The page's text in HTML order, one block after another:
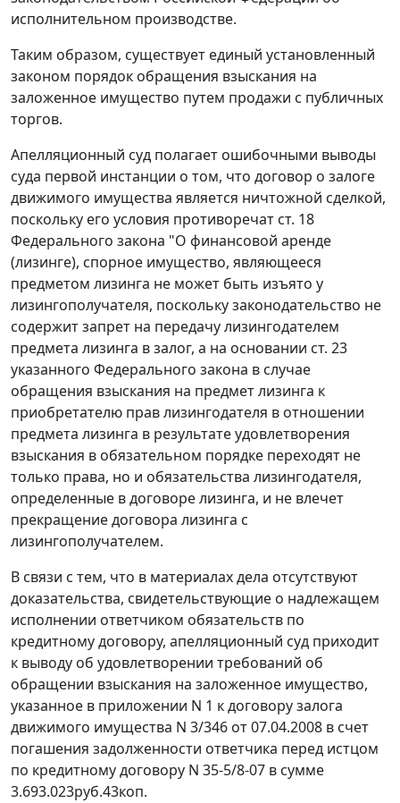
исполнительном производстве.
Таким образом, существует единый установленный
законом порядок обращения взыскания на
заложенное имущество путем продажи с публичных
торгов.
Апелляционный суд полагает ошибочными выводы
суда первой инстанции о том, что договор о залоге
движимого имущества является ничтожной сделкой,
поскольку его условия противоречат ст. 18
Федерального закона "О финансовой аренде
(лизинге), спорное имущество, являющееся
предметом лизинга не может быть изъято у
лизингополучателя, поскольку законодательство не
содержит запрет на передачу лизингодателем
предмета лизинга в залог, а на основании ст. 23
указанного Федерального закона в случае
обращения взыскания на предмет лизинга к
приобретателю прав лизингодателя в отношении
предмета лизинга в результате удовлетворения
взыскания в обязательном порядке переходят не
только права, но и обязательства лизингодателя,
определенные в договоре лизинга, и не влечет
прекращение договора лизинга с
лизингополучателем.
В связи с тем, что в материалах дела отсутствуют
доказательства, свидетельствующие о надлежащем
исполнении ответчиком обязательств по
кредитному договору, апелляционный суд приходит
к выводу об удовлетворении требований об
обращении взыскания на заложенное имущество,
указанное в приложении N 1 к договору залога
движимого имущества N 3/346 от 07.04.2008 в счет
погашения задолженности ответчика перед истцом
по кредитному договору N 35-5/8-07 в сумме
3.693.023руб.43коп.